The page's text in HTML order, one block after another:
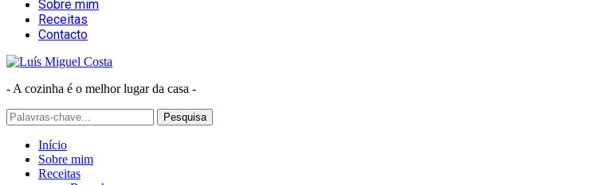
Sobre mim
Receitas
Contacto
- A cozinha é o melhor lugar da casa -
Início
Sobre mim
Receitas